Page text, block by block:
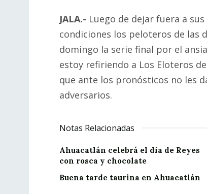
JALA.- Luego de dejar fuera a
condiciones los peloteros de las
domingo la serie final por el
estoy refiriendo a Los Eloteros
que ante los pronósticos no les
adversarios.
Notas Relacionadas
Ahuacatlán celebrá el día de Reyes
con rosca y chocolate
Buena tarde taurina en Ahuacatlán